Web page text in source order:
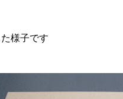
様子です